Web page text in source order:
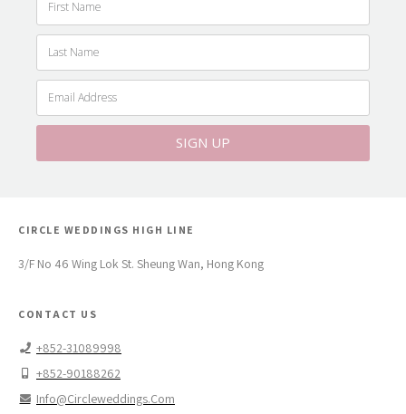
SIGN UP
CIRCLE WEDDINGS HIGH LINE
3/F No 46 Wing Lok St. Sheung Wan, Hong Kong
CONTACT US
+852-31089998
+852-90188262
Info@circleweddings.com